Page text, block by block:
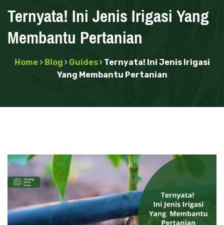
Ternyata! Ini Jenis Irigasi Yang
Membantu Pertanian
Home Blog Guides
Ternyata! Ini Jenis Irigasi
Yang Membantu Pertanian